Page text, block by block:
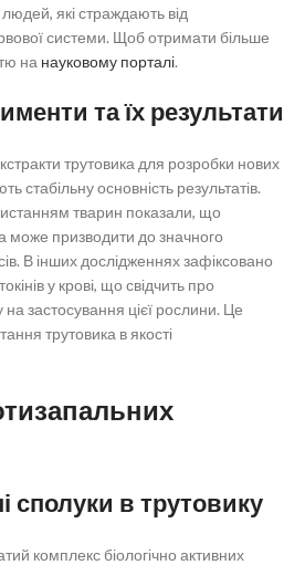
які страждають від
системи. Щоб отримати більше
на науковому порталі.
та їх результати
трутовика для розробки нових
стабільну основність результатів.
тварин показали, що
може призводити до значного
В інших дослідженнях зафіксовано
у крові, що свідчить про
на застосування цієї рослини. Це
трутовика в якості
сполуки в трутовику
комплекс біологічно активних